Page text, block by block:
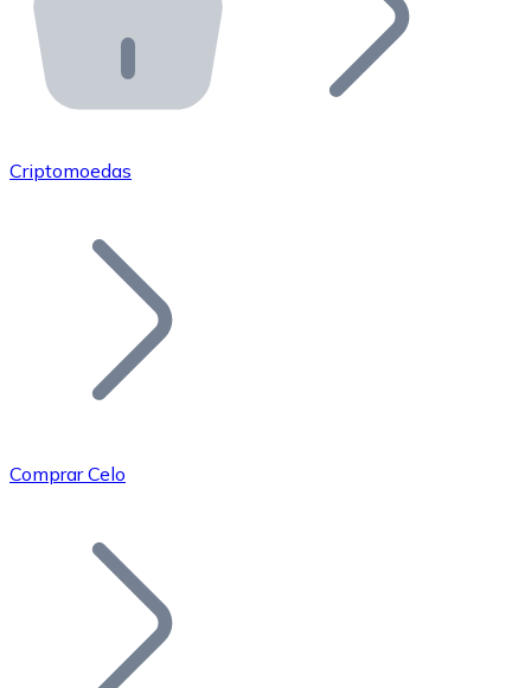
API Bitnovo
Integre nossa API no seu ecossistema.
Junte-se à nossa rede de revendedores e comercialize
Adicione o token do seu projeto ao nosso serviço de
Bitcoin
Criptomoedas
Comprar Celo